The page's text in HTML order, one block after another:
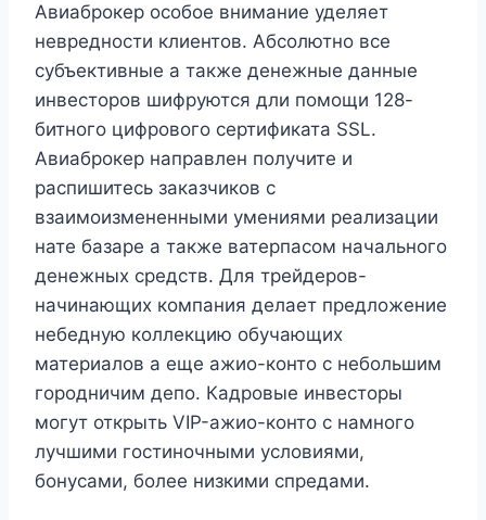
Авиаброкер особое внимание уделяет
невредности клиентов. Абсолютно все
субъективные а также денежные данные
инвесторов шифруются дли помощи 128-
битного цифрового сертификата SSL.
Авиаброкер направлен получите и
распишитесь заказчиков с
взаимоизмененными умениями реализации
нате базаре а также ватерпасом начального
денежных средств. Для трейдеров-
начинающих компания делает предложение
небедную коллекцию обучающих
материалов а еще ажио-конто с небольшим
городничим депо. Кадровые инвесторы
могут открыть VIP-ажио-конто с намного
лучшими гостиночными условиями,
бонусами, более низкими спредами.